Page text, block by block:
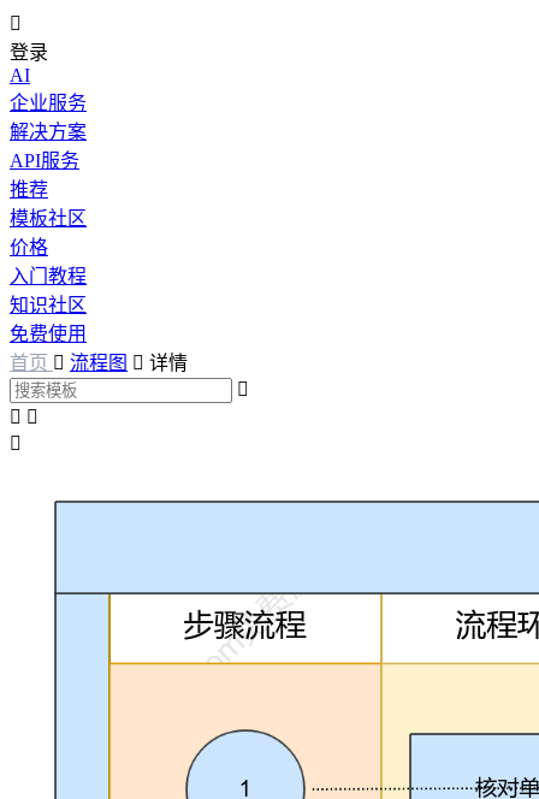

登录
AI
企业服务
解决方案
API服务
推荐
模板社区
价格
入门教程
知识社区
免费使用
首页  流程图  详情

 
